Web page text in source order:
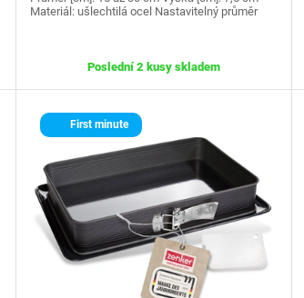
Materiál: ušlechtilá ocel Nastavitelný průměr
Poslední 2 kusy skladem
First minute